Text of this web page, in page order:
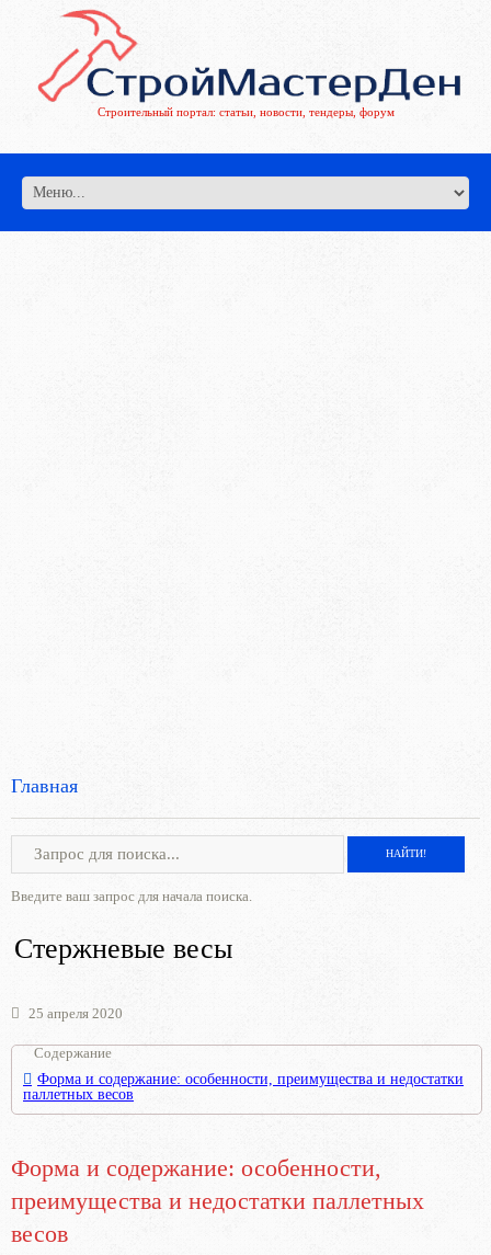
Строительный портал: статьи, новости, тендеры, форум
Главная
Введите ваш запрос для начала поиска.
Стержневые весы
25 апреля 2020
Содержание
Форма и содержание: особенности, преимущества и недостатки
паллетных весов
Форма и содержание: особенности,
преимущества и недостатки паллетных
весов